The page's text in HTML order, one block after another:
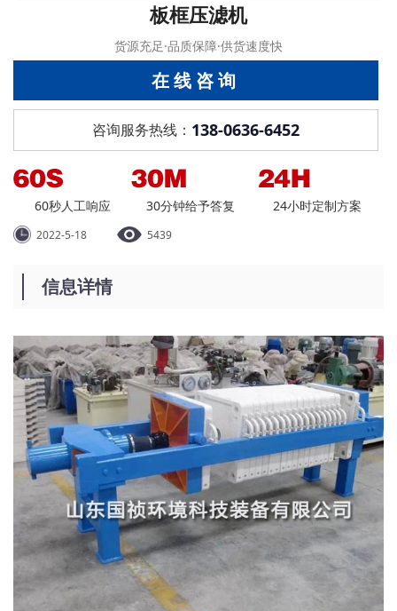
板框压滤机
货源充足·品质保障·供货速度快
在线咨询
咨询服务热线： 138-0636-6452
60秒人工响应 30分钟给予答复 24小时定制方案
2022-5-18 5439
信息详情